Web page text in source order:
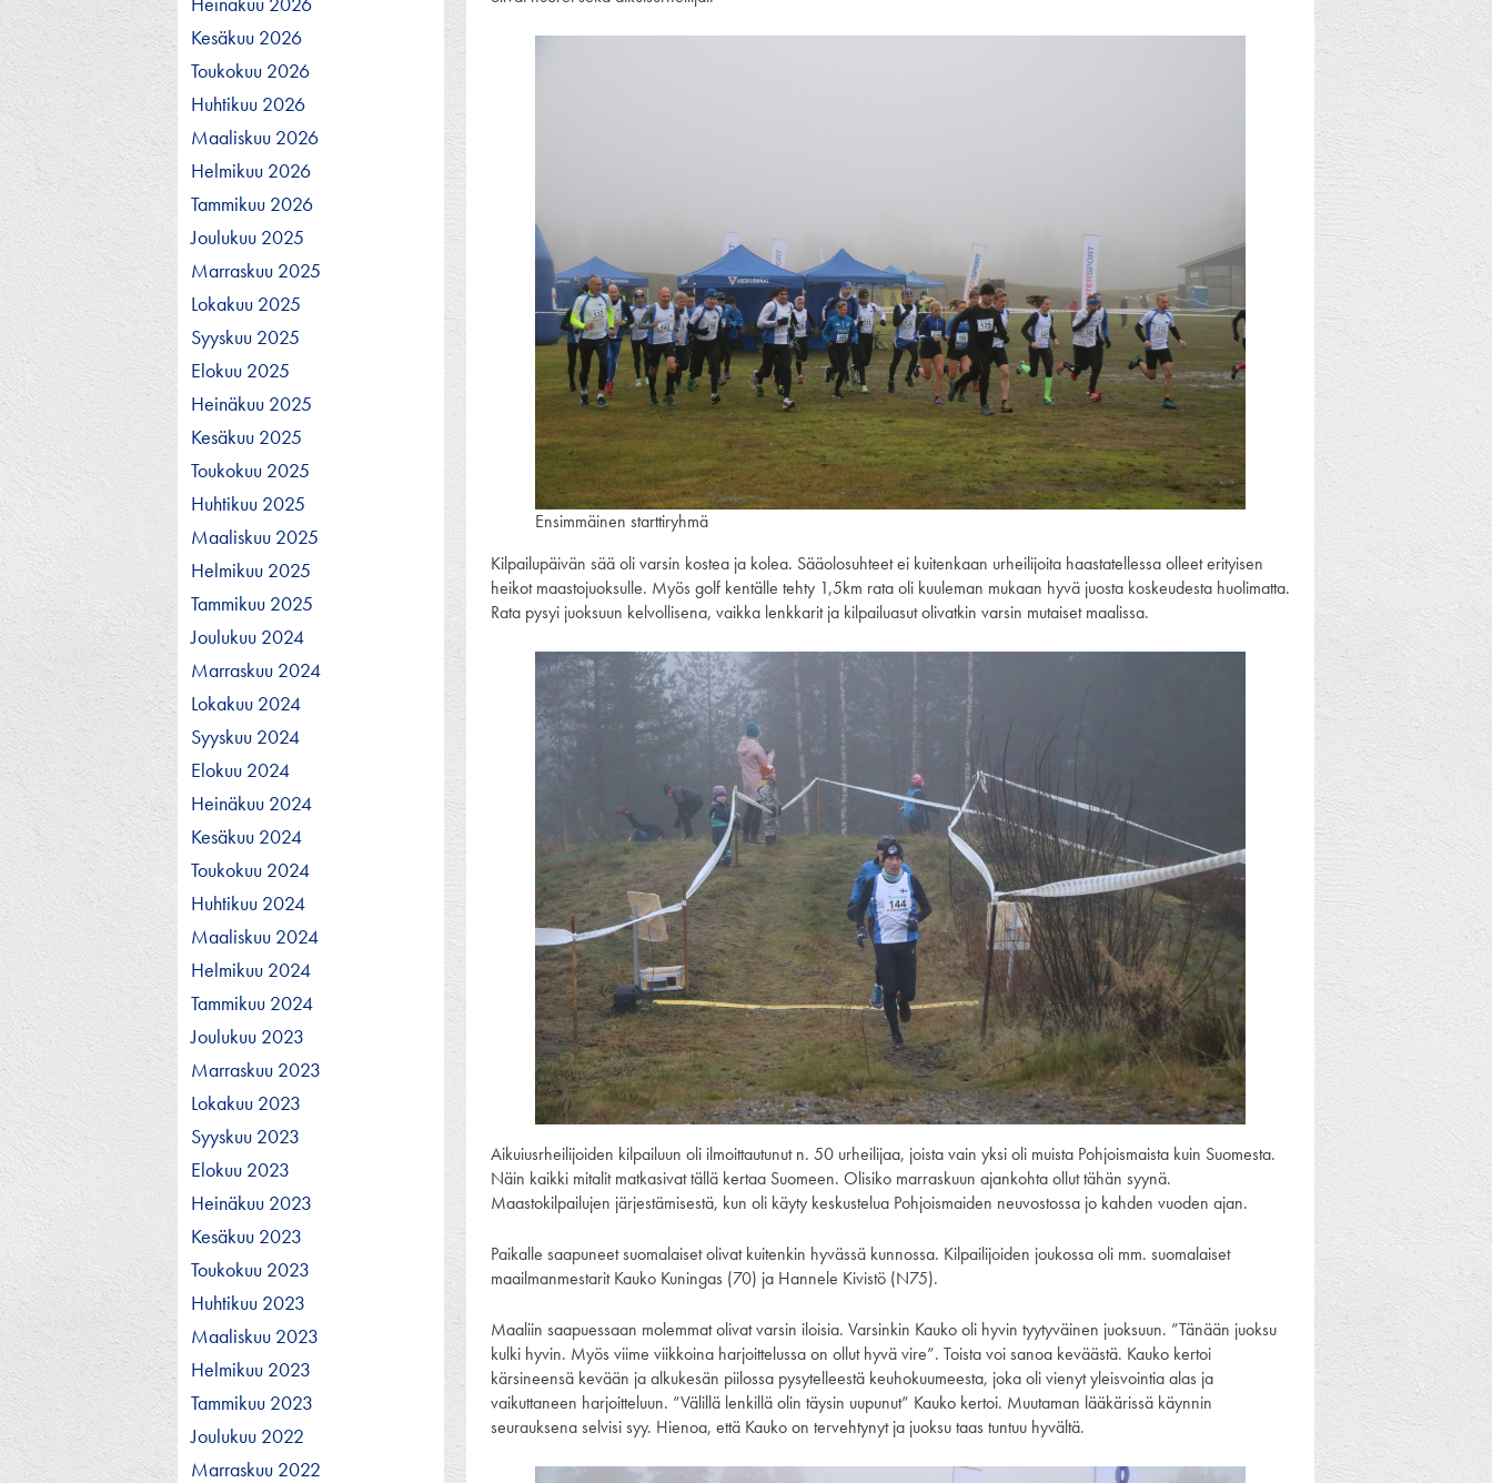
Kesäkuu 2026
Toukokuu 2026
Huhtikuu 2026
Maaliskuu 2026
Helmikuu 2026
Tammikuu 2026
Joulukuu 2025
Marraskuu 2025
Lokakuu 2025
Syyskuu 2025
Elokuu 2025
Heinäkuu 2025
Kesäkuu 2025
Toukokuu 2025
Huhtikuu 2025
Maaliskuu 2025
Helmikuu 2025
Tammikuu 2025
Joulukuu 2024
Marraskuu 2024
Lokakuu 2024
Syyskuu 2024
Elokuu 2024
Heinäkuu 2024
Kesäkuu 2024
Toukokuu 2024
Huhtikuu 2024
Maaliskuu 2024
Helmikuu 2024
Tammikuu 2024
Joulukuu 2023
Marraskuu 2023
Lokakuu 2023
Syyskuu 2023
Elokuu 2023
Heinäkuu 2023
Kesäkuu 2023
Toukokuu 2023
Huhtikuu 2023
Maaliskuu 2023
Helmikuu 2023
Tammikuu 2023
Joulukuu 2022
Marraskuu 2022
Ensimmäinen starttiryhmä
Kilpailupäivän sää oli varsin kostea ja kolea. Sääolosuhteet ei kuitenkaan urheilijoita haastatellessa olleet erityisen
heikot maastojuoksulle. Myös golf kentälle tehty 1,5km rata oli kuuleman mukaan hyvä juosta koskeudesta huolimatta.
Rata pysyi juoksuun kelvollisena, vaikka lenkkarit ja kilpailuasut olivatkin varsin mutaiset maalissa.
Aikuiusrheilijoiden kilpailuun oli ilmoittautunut n. 50 urheilijaa, joista vain yksi oli muista Pohjoismaista kuin Suomesta.
Näin kaikki mitalit matkasivat tällä kertaa Suomeen. Olisiko marraskuun ajankohta ollut tähän syynä.
Maastokilpailujen järjestämisestä, kun oli käyty keskustelua Pohjoismaiden neuvostossa jo kahden vuoden ajan.
Paikalle saapuneet suomalaiset olivat kuitenkin hyvässä kunnossa. Kilpailijoiden joukossa oli mm. suomalaiset
maailmanmestarit Kauko Kuningas (70) ja Hannele Kivistö (N75).
Maaliin saapuessaan molemmat olivat varsin iloisia. Varsinkin Kauko oli hyvin tyytyväinen juoksuun. ”Tänään juoksu
kulki hyvin. Myös viime viikkoina harjoittelussa on ollut hyvä vire”. Toista voi sanoa keväästä. Kauko kertoi
kärsineensä kevään ja alkukesän piilossa pysytelleestä keuhokuumeesta, joka oli vienyt yleisvointia alas ja
vaikuttaneen harjoitteluun. ”Välillä lenkillä olin täysin uupunut” Kauko kertoi. Muutaman lääkärissä käynnin
seurauksena selvisi syy. Hienoa, että Kauko on tervehtynyt ja juoksu taas tuntuu hyvältä.